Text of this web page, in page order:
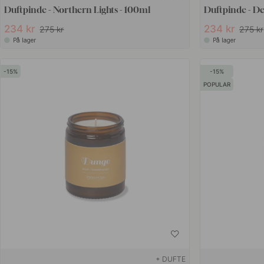
Duftpinde - Northern Lights - 100ml
234 kr 275 kr
På lager
Duftpinde -
234 kr 275 kr
På lager
15
+ DUFTE
15
POPULAR